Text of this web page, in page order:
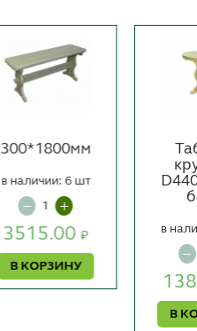
300*1800мм
3515.00₽
В КОРЗИНУ
в наличии: 6 шт
В
в